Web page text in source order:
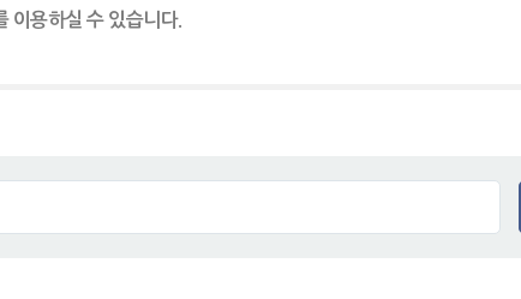
이용하실 수 있습니다.